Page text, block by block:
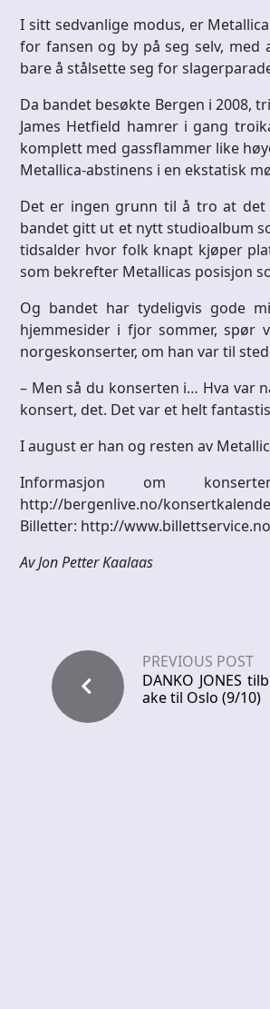
I sitt sedvanlige modus, er
for fansen og by på seg selv,
bare å stålsette seg for
Da bandet besøkte Bergen i 2008,
James Hetfield hamrer i gang
komplett med gassflammer like
Metallica-abstinens i en ekstatisk
Det er ingen grunn til å tro at det
bandet gitt ut et nytt studioalbum
tidsalder hvor folk knapt kjøper
som bekrefter Metallicas posisjon
Og bandet har tydeligvis gode
hjemmesider i fjor sommer, spør
norgeskonserter, om han var til
– Men så du konserten i… Hva var
konsert, det. Det var et helt
I august er han og resten av
Informasjon om
http://bergenlive.no/
Billetter: http://
Av Jon Petter Kaalaas
PREVIOUS POST
DANKO JONES tilb
ake til Oslo (9/10)